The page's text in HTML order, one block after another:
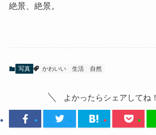
絶景、絶景。
写真 かわいい 生活 自然
よかったらシェアしてね！